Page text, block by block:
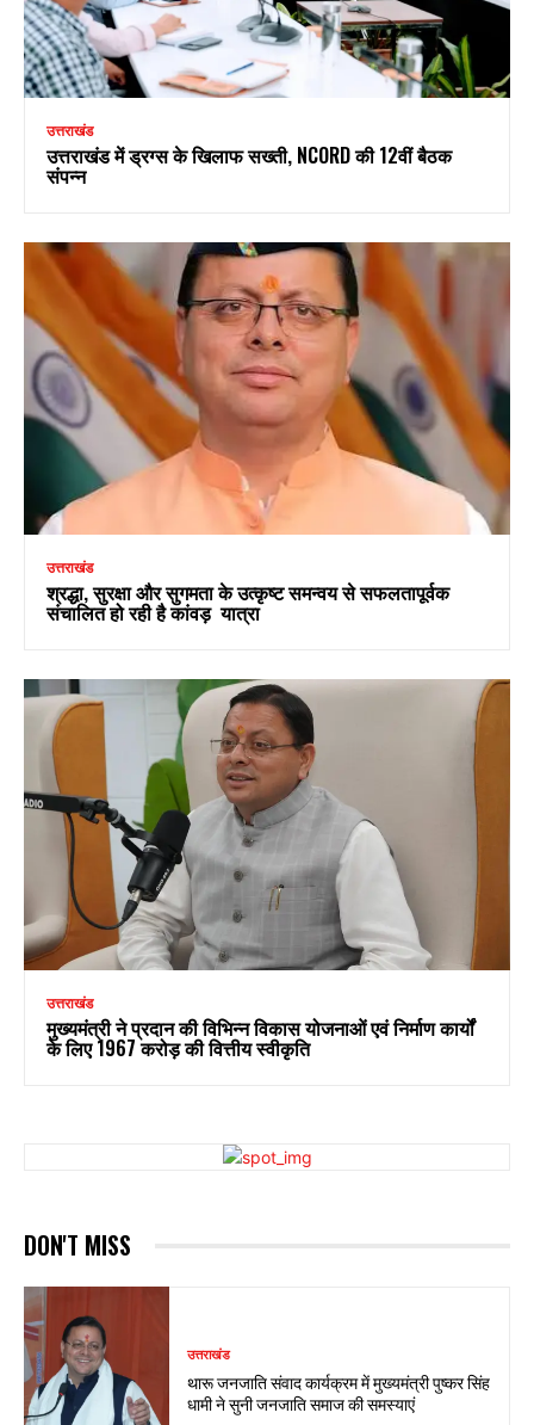
उत्तराखंड
उत्तराखंड में ड्रग्स के खिलाफ सख्ती, NCORD की 12वीं बैठक
संपन्न
उत्तराखंड
श्रद्धा, सुरक्षा और सुगमता के उत्कृष्ट समन्वय से सफलतापूर्वक
संचालित हो रही है कांवड़ यात्रा
उत्तराखंड
मुख्यमंत्री ने प्रदान की विभिन्न विकास योजनाओं एवं निर्माण कार्यों
के लिए ₹1967 करोड़ की वित्तीय स्वीकृति
DON'T MISS
उत्तराखंड
थारू जनजाति संवाद कार्यक्रम में मुख्यमंत्री पुष्कर सिंह
धामी ने सुनी जनजाति समाज की समस्याएं